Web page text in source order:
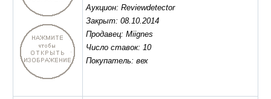
Аукцион: Reviewdetector
Закрыт: 08.10.2014
Продавец: Miignes
Число ставок: 10
Покупатель: вех